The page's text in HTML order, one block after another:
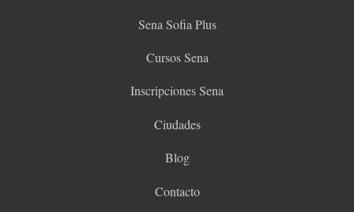
Sena Sofia Plus
Cursos Sena
Inscripciones Sena
Ciudades
Blog
Contacto